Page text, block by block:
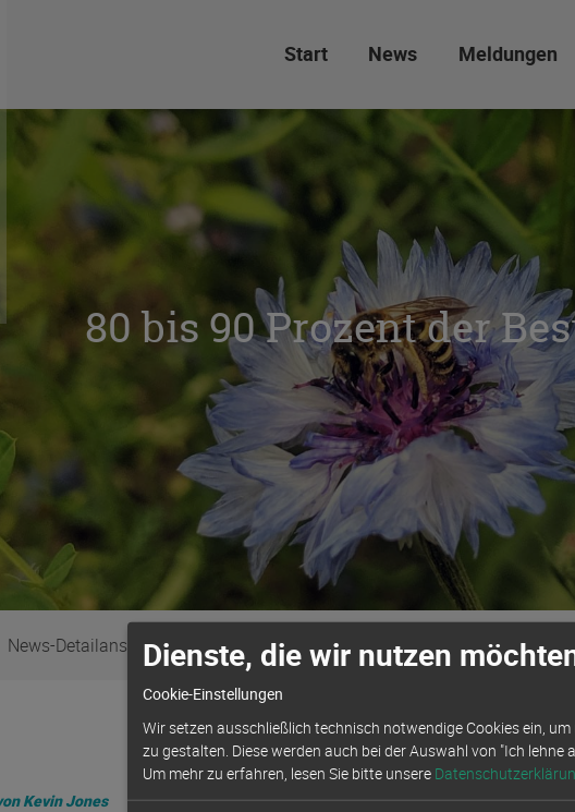
Start News Meldungen
80 bis 90 Prozent der
News-Detailansicht
Kevin Jones
Dienste, die wir nutzen
Cookie-Einstellungen
Wir setzen ausschließlich technisch notwendige Cookies ein,
zu gestalten. Diese werden auch bei der Auswahl von "Ich lehne
Um mehr zu erfahren, lesen Sie bitte unsere